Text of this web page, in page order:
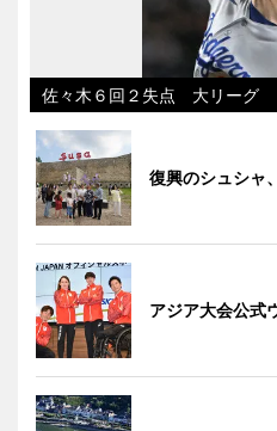
佐々木６回２失点 大リーグ
復興のシュシャ
アジア大会公式